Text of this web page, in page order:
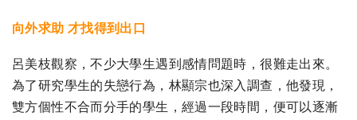
向外求助 才找得到出口
呂美枝觀察，不少大學生遇到感情問題時，很難走出來。
為了研究學生的失戀行為，林顯宗也深入調查，他發現，
雙方個性不合而分手的學生，經過一段時間，便可以逐漸